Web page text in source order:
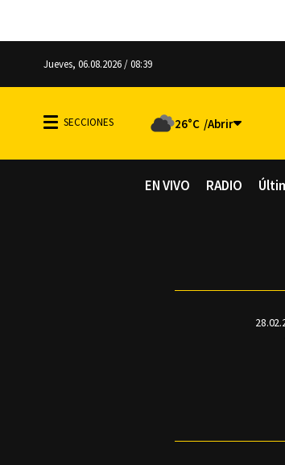
Jueves, 06.08.2026 / 08:39
26°C
EN VIVO RADIO